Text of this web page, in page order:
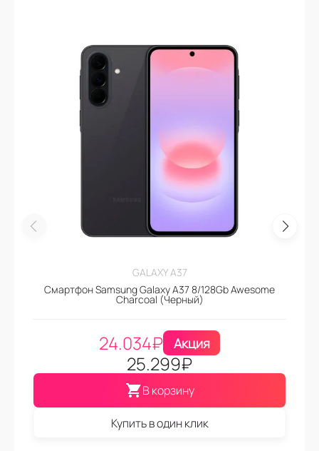
GALAXY A37
Смартфон Samsung Galaxy A37 8/128Gb Awesome
Charcoal (Черный)
24.034₽ Акция
25.299₽
В корзину
Купить в один клик